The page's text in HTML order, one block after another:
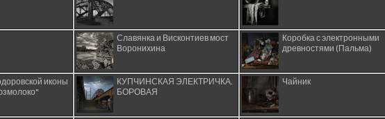
Славянка и Висконтиев мост
Воронихина
Коробка с электронными
древностями (Пальма)
иконы
КУПЧИНСКАЯ ЭЛЕКТРИЧКА.
БОРОВАЯ
Чайник